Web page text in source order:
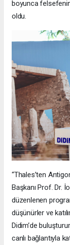
boyunca
oldu.
“Thales’ten
Başkanı Prof. Dr.
düzenlenen
düşünürler ve
Didim’de
canlı bağlantıyla